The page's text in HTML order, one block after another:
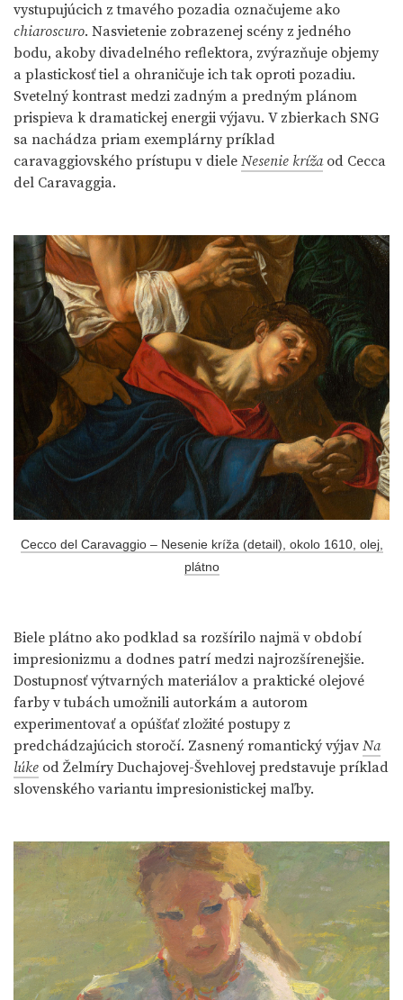
vystupujúcich z tmavého pozadia označujeme ako
chiaroscuro. Nasvietenie zobrazenej scény z jedného
bodu, akoby divadelného reflektora, zvýrazňuje objemy
a plastickosť tiel a ohraničuje ich tak oproti pozadiu.
Svetelný kontrast medzi zadným a predným plánom
prispieva k dramatickej energii výjavu. V zbierkach SNG
sa nachádza priam exemplárny príklad
caravaggiovského prístupu v diele Nesenie krížaod Cecca
del Caravaggia.
Cecco del Caravaggio – Nesenie kríža (detail), okolo 1610, olej,
plátno
Biele plátno ako podklad sa rozšírilo najmä v období
impresionizmu a dodnes patrí medzi najrozšírenejšie.
Dostupnosť výtvarných materiálov a praktické olejové
farby v tubách umožnili autorkám a autorom
experimentovať a opúšťať zložité postupy z
predchádzajúcich storočí. Zasnený romantický výjav Na
lúke od Želmíry Duchajovej-Švehlovej predstavuje príklad
slovenského variantu impresionistickej maľby.